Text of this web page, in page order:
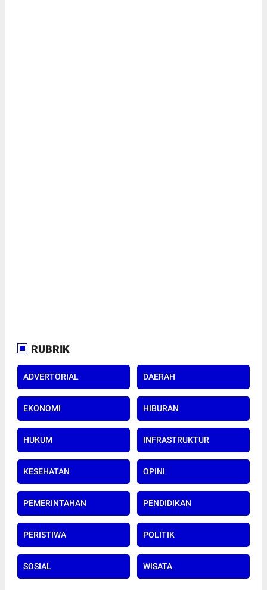
RUBRIK
ADVERTORIAL DAERAH
EKONOMI HIBURAN
HUKUM INFRASTRUKTUR
KESEHATAN OPINI
PEMERINTAHAN PENDIDIKAN
PERISTIWA POLITIK
SOSIAL WISATA